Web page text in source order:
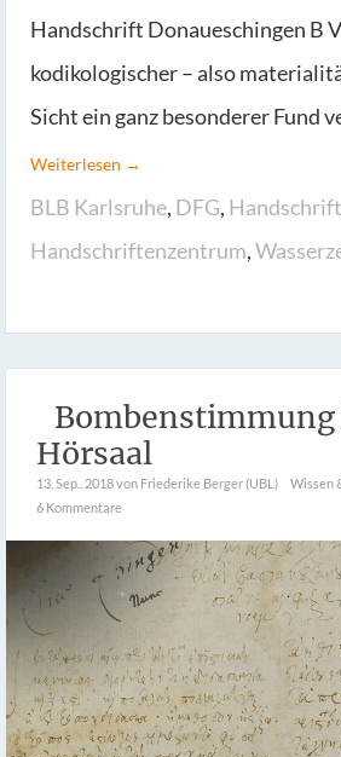
Handschrift Donaueschingen B
kodikologischer – also
Sicht ein ganz besonderer Fund
Weiterlesen →
BLB Karlsruhe, DFG, Handschrift
Handschriftenzentrum,
Hörsaal
13. Sep.. 2018von Friederike Berger (UBL)
Wissen
6 Kommentare